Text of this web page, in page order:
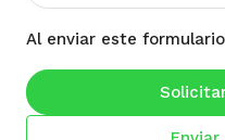
Al enviar este